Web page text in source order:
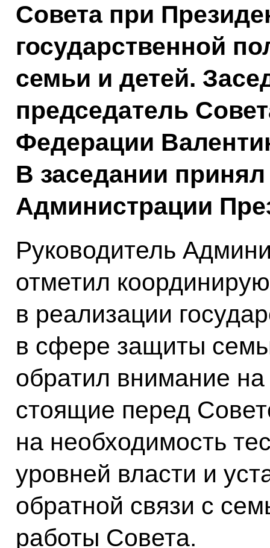
Совета при
государственной
семьи и детей.
председатель
Федерации
В заседании
Администрации
Руководитель
отметил
в реализации
в сфере защиты
обратил внимание
стоящие перед
на необходимость
уровней власти и
обратной связи с
работы Совета.